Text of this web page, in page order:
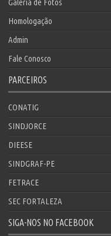
Homologação
Admin
Fale Conosco
PARCEIROS
CONATIG
SINDJORCE
DIEESE
SINDGRAF-PE
FETRACE
SEC FORTALEZA
SIGA-NOS NO FACEBOOK